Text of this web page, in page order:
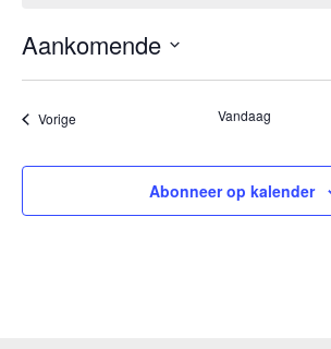
Aankomende
Selecteer
eenVorigeEvenementen Vandaag
Abonneer op kalender